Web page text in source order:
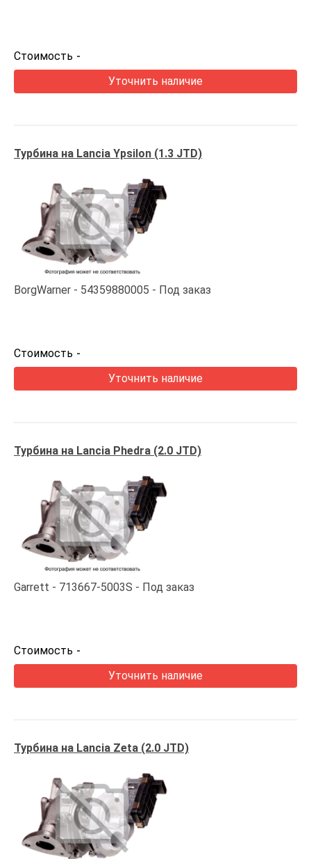
Стоимость -
Уточнить наличие
Турбина на Lancia Ypsilon (1.3 JTD)
BorgWarner 54359880005 Под заказ
Стоимость -
Уточнить наличие
Турбина на Lancia Phedra (2.0 JTD)
Garrett 713667-5003S Под заказ
Стоимость -
Уточнить наличие
Турбина на Lancia Zeta (2.0 JTD)